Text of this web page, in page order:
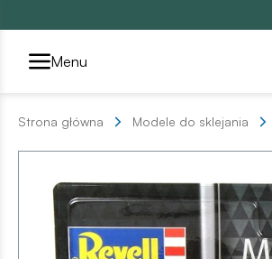
Przełącznik segmentów2
Menu
Strona główna Modele do sklejania